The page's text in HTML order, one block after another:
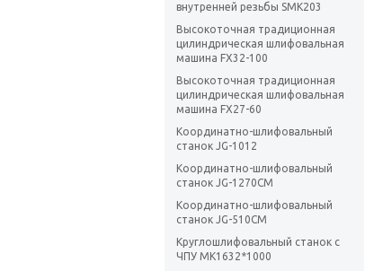
внутренней резьбы SMK203
Высокоточная традиционная
цилиндрическая шлифовальная
машина FX32-100
Высокоточная традиционная
цилиндрическая шлифовальная
машина FX27-60
Координатно-шлифовальный
станок JG-1012
Координатно-шлифовальный
станок JG-1270CM
Координатно-шлифовальный
станок JG-510CM
Круглошлифовальный станок с
ЧПУ MK1632*1000